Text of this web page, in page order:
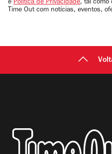
e Política de Privacidade, tal como
Time Out com notícias, eventos,